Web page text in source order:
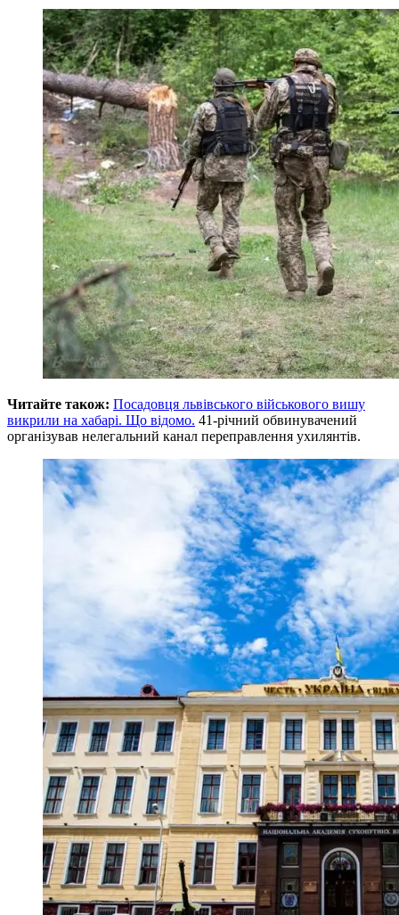
Читайте також: Посадовця львівського військового вишу
викрили на хабарі. Що відомо. 41-річний обвинувачений
організував нелегальний канал переправлення ухилянтів.